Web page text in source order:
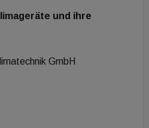
und ihre
GmbH